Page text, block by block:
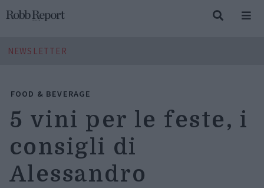
NEWSLETTER
FOOD & BEVERAGE
5 vini per le feste, i
consigli di
Alessandro